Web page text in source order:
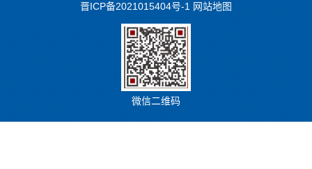
晋ICP备2021015404号-1 网站地图
微信二维码